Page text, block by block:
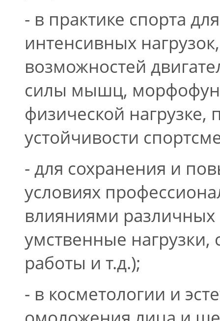
- в практике спорта
интенсивных
возможностей
силы мышц,
физической
устойчивости
- для сохранения и
условиях
влияниями
умственные
работы и т.д.);
- в косметологии и